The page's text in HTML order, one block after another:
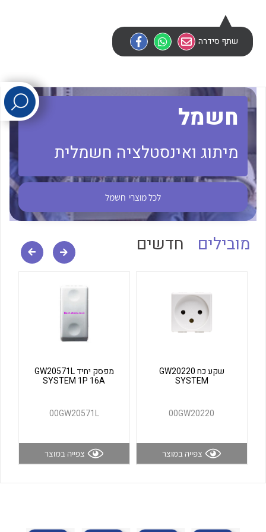
לכל מוצרי היצרן
לכל מוצרי היצרן לכל מוצרי היצרן
לכל מוצרי היצרן לכל מוצרי היצרן
שתף סידרה
חשמל
מיתוג ואינסטלציה חשמלית
לכל מוצרי חשמל
מובילים חדשים
שקע כח GW20220
SYSTEM
00GW20220
צפייה במוצר
מפסק יחיד GW20571L
SYSTEM 1P 16A
00GW20571L
צפייה במוצר